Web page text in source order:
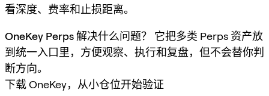
看深度、费率和止损距离。
OneKey Perps 解决什么问题？
它把多类 Perps 资产放
到统一入口里，方便观察、执行和复盘，但不会替你判
断方向。
下载 OneKey，从小仓位开始验证